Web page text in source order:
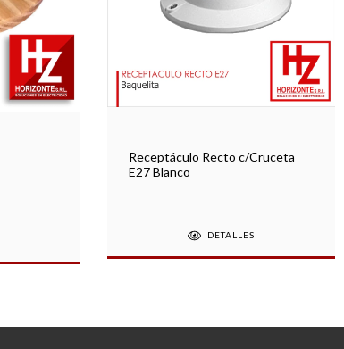
Receptáculo Recto c/Cruceta
E27 Blanco
DETALLES